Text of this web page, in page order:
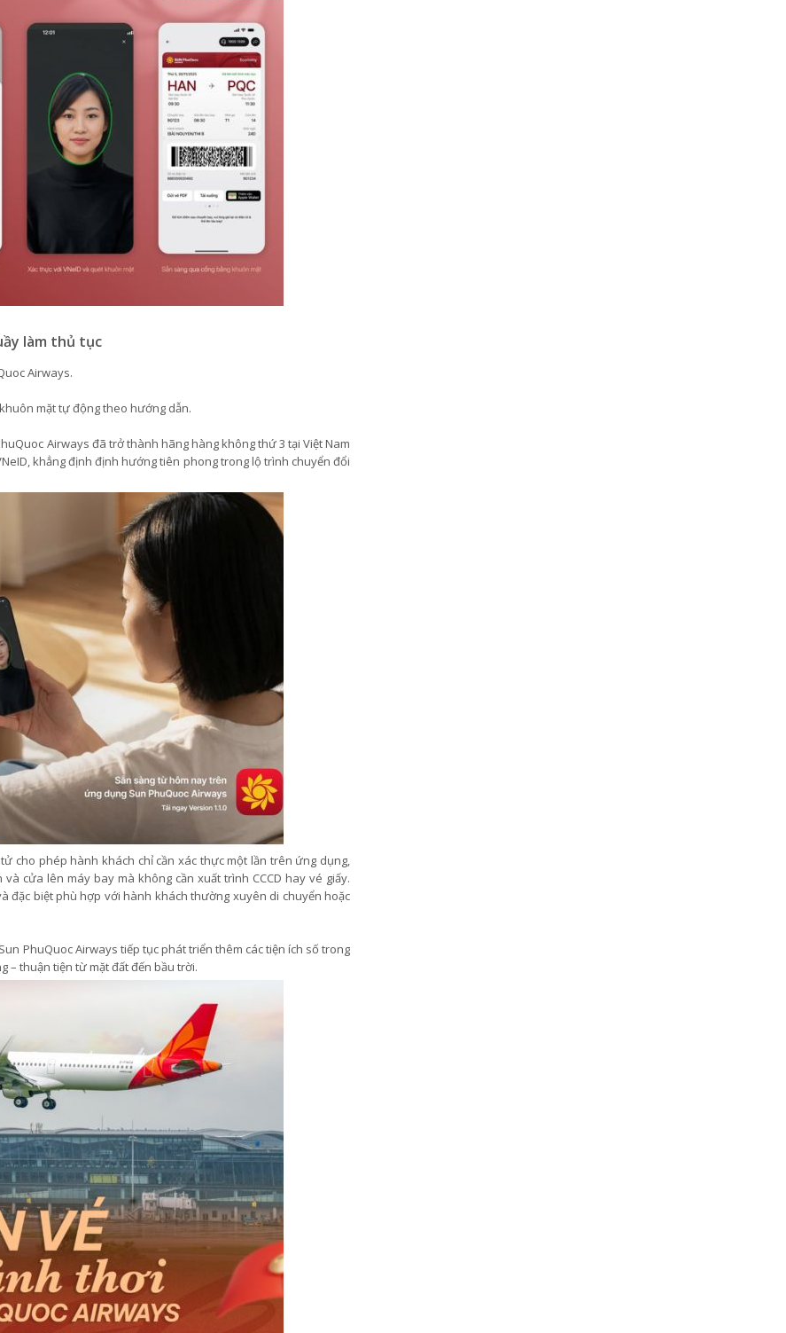
làm thủ tục
Airways.
mặt tự động theo hướng dẫn.
Airways đã trở thành hãng hàng không thứ 3 tại Việt Nam
khẳng định định hướng tiên phong trong lộ trình chuyển đổi
cho phép hành khách chỉ cần xác thực một lần trên ứng dụng,
cửa lên máy bay mà không cần xuất trình CCCD hay vé giấy.
đặc biệt phù hợp với hành khách thường xuyên di chuyển hoặc
PhuQuoc Airways tiếp tục phát triển thêm các tiện ích số trong
– thuận tiện từ mặt đất đến bầu trời.